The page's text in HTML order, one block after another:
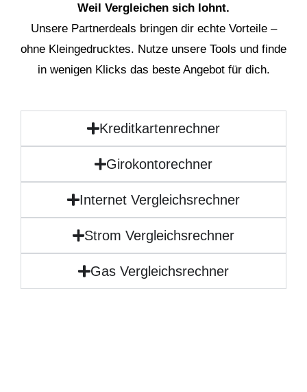
Weil Vergleichen sich lohnt.
Unsere Partnerdeals bringen dir echte Vorteile –
ohne Kleingedrucktes. Nutze unsere Tools und finde
in wenigen Klicks das beste Angebot für dich.
Kreditkartenrechner
Girokontorechner
Internet Vergleichsrechner
Strom Vergleichsrechner
Gas Vergleichsrechner